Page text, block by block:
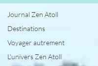
Journal Zen Atoll
Destinations
Voyager autrement
L'univers Zen Atoll